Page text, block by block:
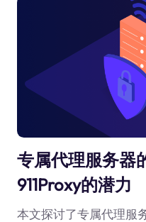
专属代理服务器
911Proxy的潜力
本文探讨了专属代理服